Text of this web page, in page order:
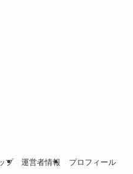
プ 運営者情報 プロフィール